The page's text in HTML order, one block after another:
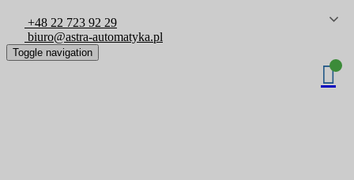
+48 22 723 92 29
biuro@astra-automatyka.pl
Toggle navigation